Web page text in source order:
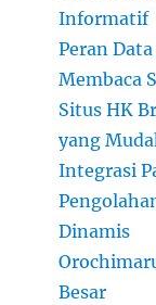
Informatif
Peran
Membaca
Situs HK
yang
Integrasi
Dinamis
Besar